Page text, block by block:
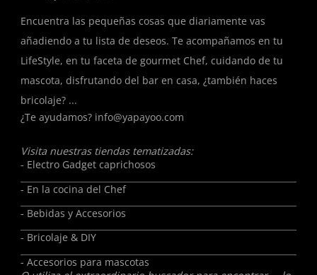
Encuentra las pequeñas cosas que diariamente vas
añadiendo a tu lista de deseos. Te acompañamos en tu
LifeStyle, en tu faceta de gourmet Chef, cuidando de tu
mascota, disfrutando del bar en casa, ¿también haces
bricolaje? ...
¿Te ayudamos? info@yapayoo.com
Visita nuestras tiendas tematizadas:
- Electro Gadget caprichosos
- En la cocina del Chef
- Bebidas y Accesorios
- Bricolaje & DIY
- Accesorios para mascotas